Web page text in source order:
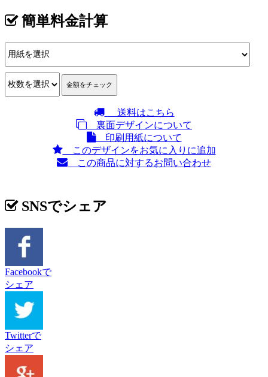
簡単料金計算
送料はこちら
裏面デザインについて
印刷用紙について
このデザインをお気に入りに追加
この商品に対するお問い合わせ
SNSでシェア
Facebookで
シェア
Twitterで
シェア